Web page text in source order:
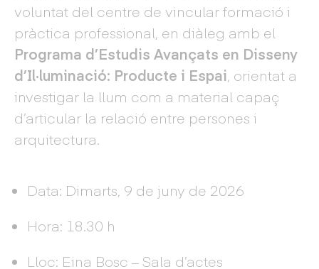
voluntat del centre de vincular formació i
pràctica professional, en diàleg amb el
Programa d’Estudis Avançats en Disseny
d’Il·luminació: Producte i Espai, orientat a
investigar la llum com a material capaç
d’articular la relació entre persones i
arquitectura.
Data: Dimarts, 9 de juny de 2026
Hora: 18.30 h
Lloc: Eina Bosc – Sala d’actes